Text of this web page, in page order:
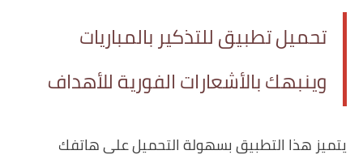
تحميل تطبيق للتذكير بالمباريات
وينبهك بالأشعارات الفورية للأهداف
يتميز هذا التطبيق بسهولة التحميل على هاتفك